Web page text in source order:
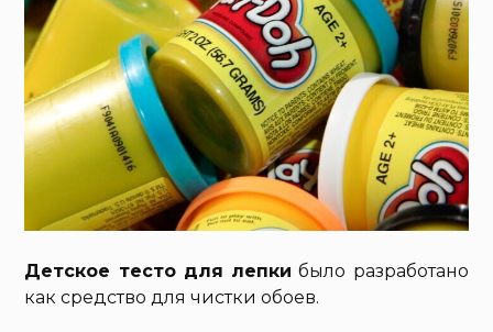
Детское тесто для лепки было разработано
как средство для чистки обоев.